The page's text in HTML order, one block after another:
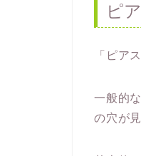
ピ
「ピア
一般的
の穴が